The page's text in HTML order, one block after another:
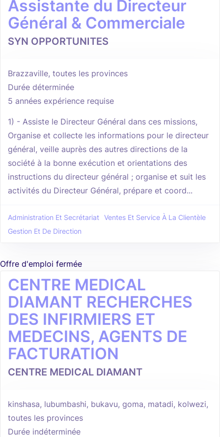
Assistante du Directeur
Général & Commerciale
SYN OPPORTUNITES
Brazzaville, toutes les provinces
Durée déterminée
5 années expérience requise
1) - Assiste le Directeur Général dans ces missions,
Organise et collecte les informations pour le directeur
général, veille auprès des autres directions de la
société à la bonne exécution et orientations des
instructions du directeur général ; organise et suit les
activités du Directeur Général, prépare et coord...
Administration Et Secrétariat
Ventes Et Service À La Clientèle
Gestion Et De Direction
Offre d'emploi fermée
CENTRE MEDICAL
DIAMANT RECHERCHES
DES INFIRMIERS ET
MEDECINS, AGENTS DE
FACTURATION
CENTRE MEDICAL DIAMANT
kinshasa, lubumbashi, bukavu, goma, matadi, kolwezi,
toutes les provinces
Durée indéterminée